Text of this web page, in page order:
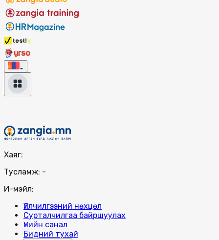
Хаяг:
Тусламж: -
И-мэйл:
Үйлчилгээний нөхцөл
Сурталчилгаа байршуулах
Үнийн санал
Бидний тухай